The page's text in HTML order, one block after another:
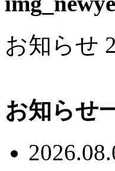
お知らせ
お知らせ